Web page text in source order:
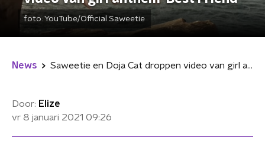
foto: YouTube/Official Saweetie
News Saweetie en Doja Cat droppen video van girl anthem 'Best Friend'
Door: Elize
vr 8 januari 2021 09:26